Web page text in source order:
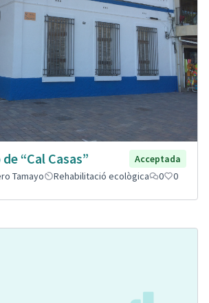
“Cal Casas”
Acceptada
Tamayo
Rehabilitació ecològica 0 0